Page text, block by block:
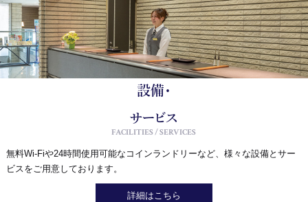
2026.04.28
日本語能力試験に向け
設備・
サービス
FACILITIES / SERVICES
無料Wi-Fiや24時間使用可能なコインランドリーなど、様々な設備とサー
ビスをご用意しております。
詳細はこちら